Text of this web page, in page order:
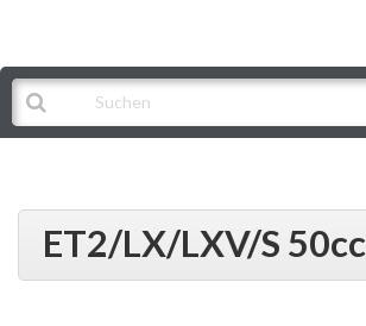
ET2/LX/LXV/S